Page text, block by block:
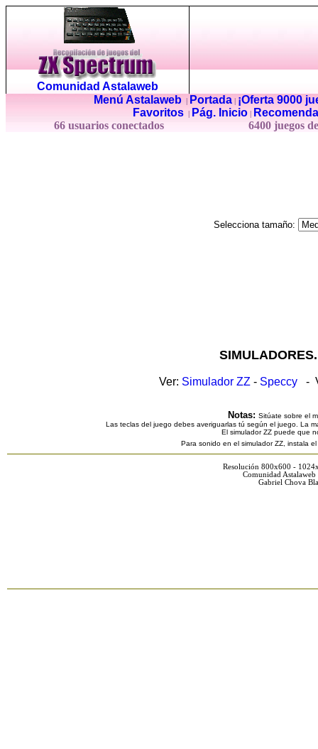
Comunidad Astalaweb
Menú Astalaweb| Portada|
¡Oferta 9000
Favoritos
Pág. Inicio
66 usuarios conectados
6400 juegos
Selecciona tamaño:
Ver: Simulador ZZ - Speccy -
Notas: Sitúate sobre el
Las teclas del juego debes averiguarlas tú según el juego. La
El simulador ZZ puede que
Para sonido en el simulador ZZ, instala
Resolución 800x600 -
Comunidad
Gabriel Chova